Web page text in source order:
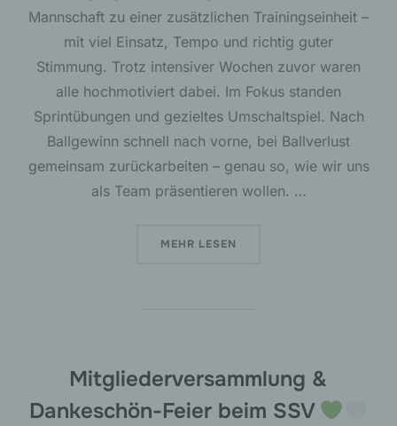
Mannschaft zu einer zusätzlichen Trainingseinheit –
mit viel Einsatz, Tempo und richtig guter
Stimmung. Trotz intensiver Wochen zuvor waren
alle hochmotiviert dabei. Im Fokus standen
Sprintübungen und gezieltes Umschaltspiel. Nach
Ballgewinn schnell nach vorne, bei Ballverlust
gemeinsam zurückarbeiten – genau so, wie wir uns
als Team präsentieren wollen. …
MEHR ÜBER „EINSATZ IM TRAINING –
LESEN
Mitgliederversammlung &
Dankeschön-Feier beim SSV
erhalten, gelten jedoch nicht als Empfänger.
j) Dritter
Dritter ist eine natürliche oder juristische Person,
Behörde, Einrichtung oder andere Stelle außer
der betroffenen Person, dem Verantwortlichen,
dem Auftragsverarbeiter und den Personen, die
unter der unmittelbaren Verantwortung des
Verantwortlichen oder des Auftragsverarbeiters
Willensbekundung in Form einer Erklärung oder
einer sonstigen eindeutigen bestätigenden
Handlung, mit der die betroffene Person zu
verstehen gibt, dass sie mit der Verarbeitung der